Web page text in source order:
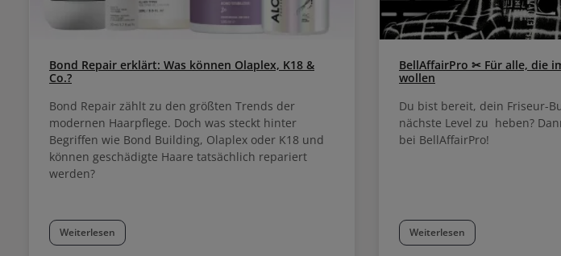
Bond Repair erklärt: Was können Olaplex, K18 &
Co.?
Bond Repair zählt zu den größten Trends der
modernen Haarpflege. Doch was steckt hinter
Begriffen wie Bond Building, Olaplex oder K18 und
können geschädigte Haare tatsächlich repariert
werden?
Weiterlesen
BellAffairPro ✂ Für alle, die
wollen
Du bist bereit, dein Friseur-
nächste Level zu heben?
bei BellAffairPro!
Weiterlesen